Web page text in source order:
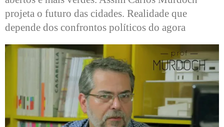
projeta o futuro das cidades. Realidade que
depende dos confrontos políticos do agora